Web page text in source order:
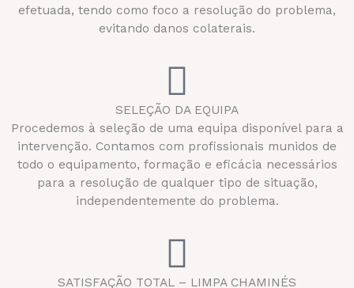
efetuada, tendo como foco a resolução do problema,
evitando danos colaterais.
SELEÇÃO DA EQUIPA
Procedemos à seleção de uma equipa disponível para a
intervenção. Contamos com profissionais munidos de
todo o equipamento, formação e eficácia necessários
para a resolução de qualquer tipo de situação,
independentemente do problema.
SATISFAÇÃO TOTAL – LIMPA CHAMINÉS